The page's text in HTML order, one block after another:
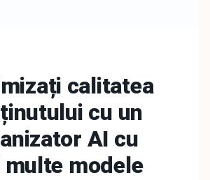
calitatea
cu un
AI cu
multe modele